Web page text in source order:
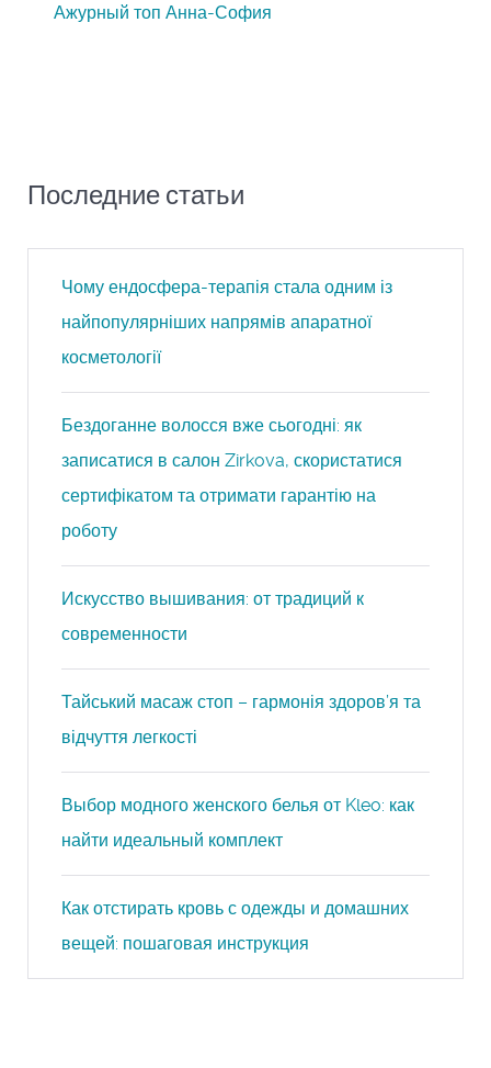
Ажурный топ Анна-София
Последние статьи
Чому ендосфера-терапія стала одним із
найпопулярніших напрямів апаратної
косметології
Бездоганне волосся вже сьогодні: як
записатися в салон Zirkova, скористатися
сертифікатом та отримати гарантію на
роботу
Искусство вышивания: от традиций к
современности
Тайський масаж стоп – гармонія здоров’я та
відчуття легкості
Выбор модного женского белья от Kleo: как
найти идеальный комплект
Как отстирать кровь с одежды и домашних
вещей: пошаговая инструкция